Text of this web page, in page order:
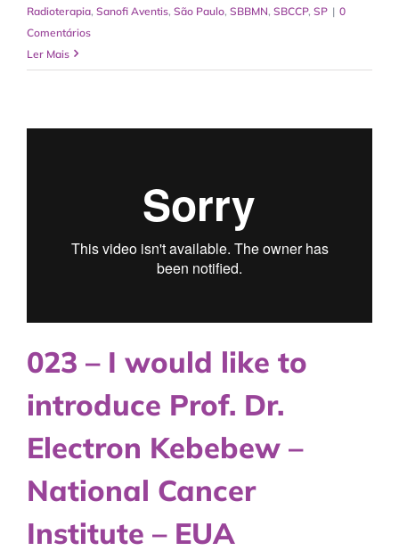
Radioterapia, Sanofi Aventis, São Paulo, SBBMN, SBCCP, SP | 0
Comentários
Ler Mais
023 – I would like to
introduce Prof. Dr.
Electron Kebebew –
National Cancer
Institute – EUA